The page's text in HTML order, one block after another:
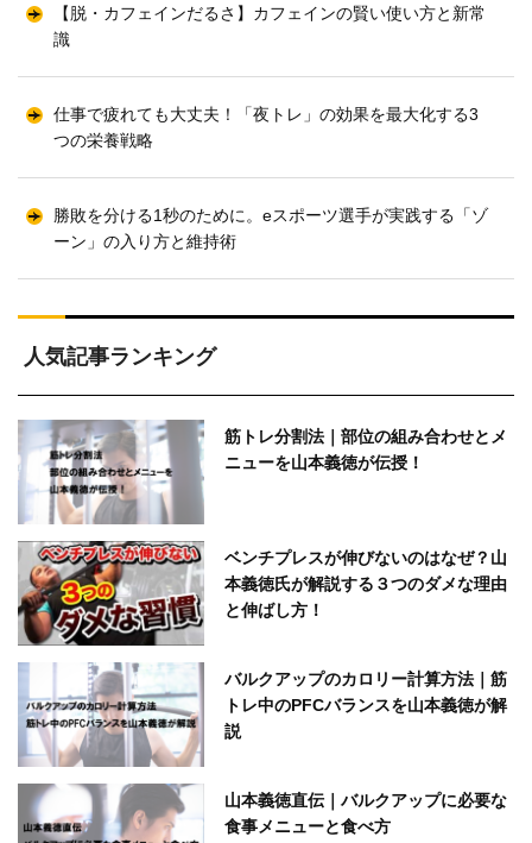
【脱・カフェインだるさ】カフェインの賢い使い方と新常
識
仕事で疲れても大丈夫！「夜トレ」の効果を最大化する3
つの栄養戦略
勝敗を分ける1秒のために。eスポーツ選手が実践する「ゾ
ーン」の入り方と維持術
人気記事ランキング
筋トレ分割法｜部位の組み合わせとメ
ニューを山本義徳が伝授！
ベンチプレスが伸びないのはなぜ？山
本義徳氏が解説する３つのダメな理由
と伸ばし方！
バルクアップのカロリー計算方法｜筋
トレ中のPFCバランスを山本義徳が解
説
山本義徳直伝｜バルクアップに必要な
食事メニューと食べ方